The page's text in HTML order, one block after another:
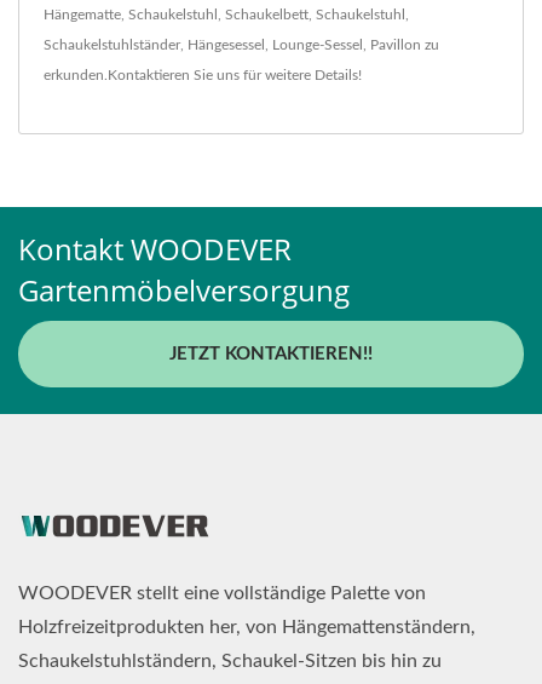
Hängematte Schaukelstuhl Schaukelbett Schaukelstuhl
Schaukelstuhlständer, Hängesessel Lounge-Sessel Pavillon zu
erkunden. Kontaktieren Sie uns für weitere Details!
Kontakt WOODEVER
Gartenmöbelversorgung
JETZT KONTAKTIEREN!!
WOODEVER stellt eine vollständige Palette von
Holzfreizeitprodukten her, von Hängemattenständern,
Schaukelstuhlständern, Schaukel-Sitzen bis hin zu